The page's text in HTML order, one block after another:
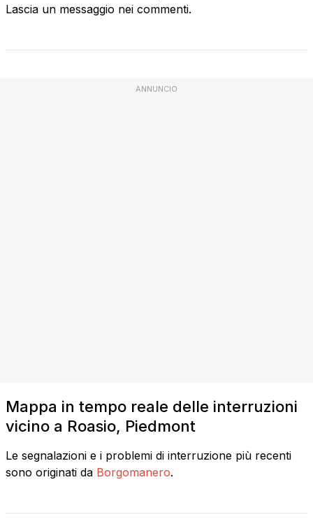
Lascia un messaggio nei commenti.
ANNUNCIO
Mappa in tempo reale delle interruzioni
vicino a Roasio, Piedmont
Le segnalazioni e i problemi di interruzione più recenti
sono originati da Borgomanero.